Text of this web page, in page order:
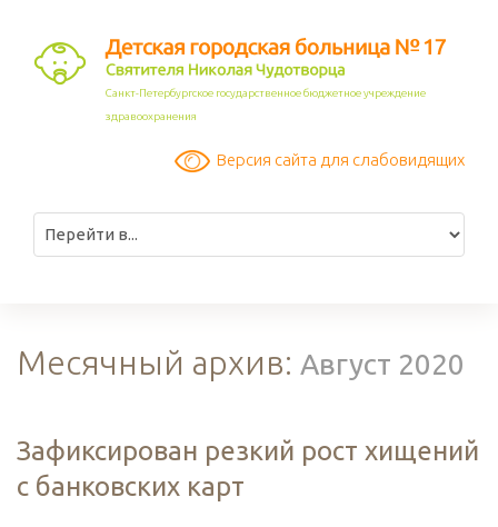
Санкт-Петербургское государственное бюджетное учреждение
здравоохранения
Версия сайта для слабовидящих
Месячный архив: Август 2020
Зафиксирован резкий рост хищений
с банковских карт